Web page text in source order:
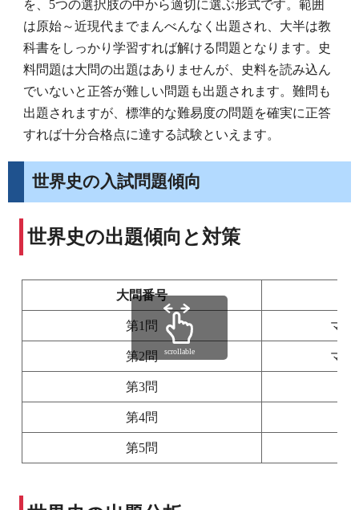
を、5つの選択肢の中から適切に選ぶ形式です。範囲
は原始～近現代までまんべんなく出題され、大半は教
科書をしっかり学習すれば解ける問題となります。史
料問題は大問の出題はありませんが、史料を読み込ん
でいないと正答が難しい問題も出題されます。難問も
出題されますが、標準的な難易度の問題を確実に正答
すれば十分合格点に達する試験といえます。
世界史の入試問題傾向
世界史の出題傾向と対策
大問番号
第1問 マ
第2問 マ
第3問
第4問
第5問
scrollable